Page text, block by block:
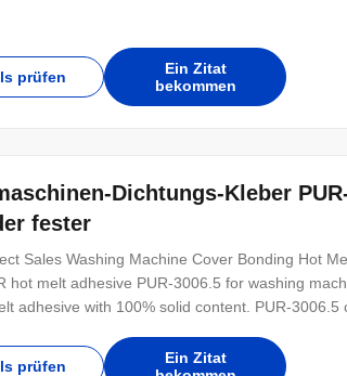
prüfen
Ein Zitat
bekommen
Dichtungs-Kleber
fester
Sales Washing Machine Cover Bonding Hot
hot melt adhesive PUR-3006.5 for washing
adhesive with 100% solid content. PUR-3006.5
prüfen
Ein Zitat